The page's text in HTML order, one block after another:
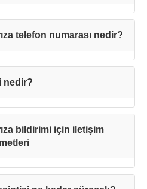
telefon numarası nedir?
nedir?
bildirimi için iletişim